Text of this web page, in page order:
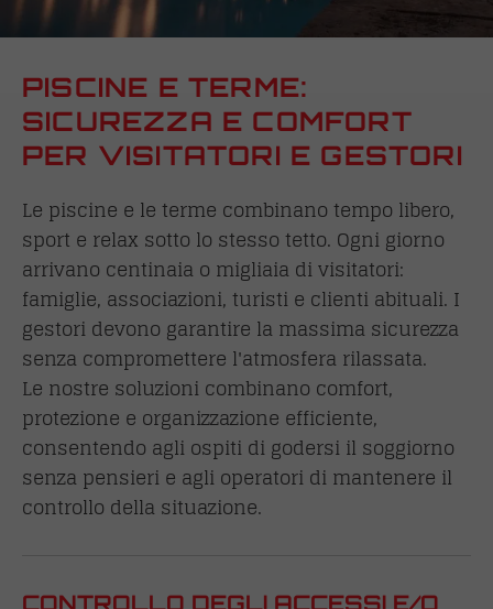
PISCINE E TERME:
SICUREZZA E COMFORT
PER VISITATORI E GESTORI
Le piscine e le terme combinano tempo libero,
sport e relax sotto lo stesso tetto. Ogni giorno
arrivano centinaia o migliaia di visitatori:
famiglie, associazioni, turisti e clienti abituali. I
gestori devono garantire la massima sicurezza
senza compromettere l'atmosfera rilassata.
Le nostre soluzioni combinano comfort,
protezione e organizzazione efficiente,
consentendo agli ospiti di godersi il soggiorno
senza pensieri e agli operatori di mantenere il
controllo della situazione.
CONTROLLO DEGLI ACCESSI E/O